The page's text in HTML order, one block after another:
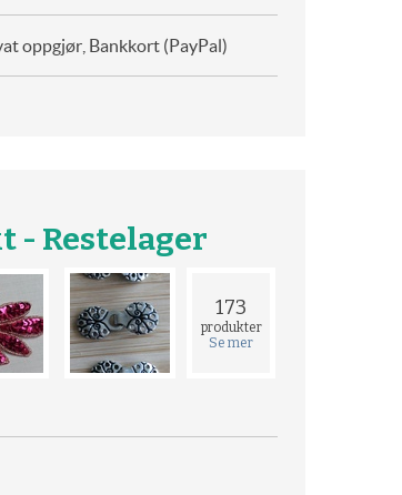
oppgjør, Bankkort (PayPal)
- Restelager
173
produkter
Se mer